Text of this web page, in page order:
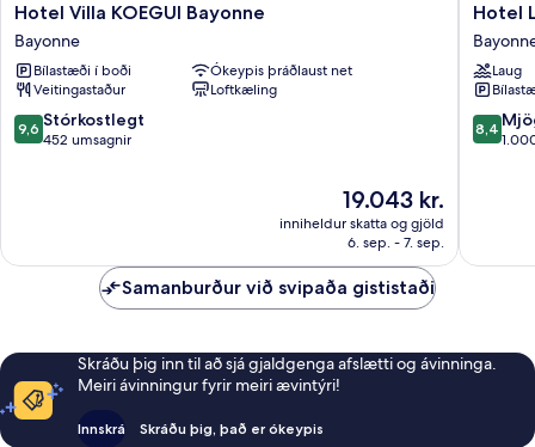
Hotel
Villa
KOEGUI
Bayonne
Bayonne
Hotel Villa KOEGUI Bayonne
Bayonne
Bílastæði í boði
Ókeypis þráðlaust net
Veitingastaður
Loftkæling
9.6
af
9,6 Stórkostlegt
452 umsagnir
Verðið
19.043 kr.
19.043 kr.
inniheldur skatta og gjöld
6. sep. - 7. sep.
Hotel
Le
Hotel
Laug
8.4
af
8,4
Samanburður við svipaða gististaði
Skráðu þig inn til að sjá gjaldgenga afslætti og ávinninga.
Meiri ávinningur fyrir meiri ævintýri!
Innskrá Skráðu þig, það er ókeypis